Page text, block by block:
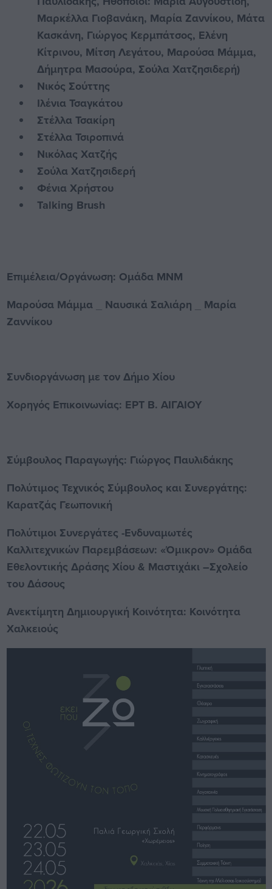
Μαρκέλλα Γιοβανάκη, Μαρία Ζαννίκου, Μάτα
Κασκάνη, Γιώργος Κερμπάτσος, Ελένη
Κίτρινου, Μίτση Λεγάτου, Μαρούσα Μάμμα,
Δήμητρα Μασούρα, Σούλα Χατζησιδερή)
Νικός Σούττης
Ιλένια Τσαγκάτου
Στέλλα Τσακίρη
Στέλλα Τσιροπινά
Νικόλας Χατζής
Σούλα Χατζησιδερή
Φένια Χρήστου
Talking Brush
Επιμέλεια/Οργάνωση: Ομάδα MNM
Μαρούσα Μάμμα _
Ναυσικά Σαλιάρη _ Μαρία
Ζαννίκου
Συνδιοργάνωση με τον Δήμο Χίου
Χορηγός Επικοινωνίας: ΕΡΤ Β. ΑΙΓΑΙΟΥ
Σύμβουλος Παραγωγής: Γιώργος Παυλιδάκης
Πολύτιμος Τεχνικός Σύμβουλος και Συνεργάτης:
Καρατζάς Γεωπονική
Πολύτιμοι Συνεργάτες -Ενδυναμωτές
Kαλλιτεχνικών Παρεμβάσεων: «Όμικρον» Ομάδα
Εθελοντικής Δράσης Χίου & Μαστιχάκι –Σχολείο
του Δάσους
Ανεκτίμητη Δημιουργική Κοινότητα: Κοινότητα
Χαλκειούς